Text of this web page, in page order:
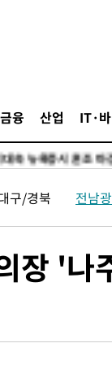
금융 산업 IT·
합의" 이란 외무부
가능성도
속 뉴욕증시 혼조 마
로 합의" 이란 외무부
사상 최대
불, 방화선 일부 구축
통하기가 매우 어려
합의" 이란 외무부
구/경북 전남
장 '나